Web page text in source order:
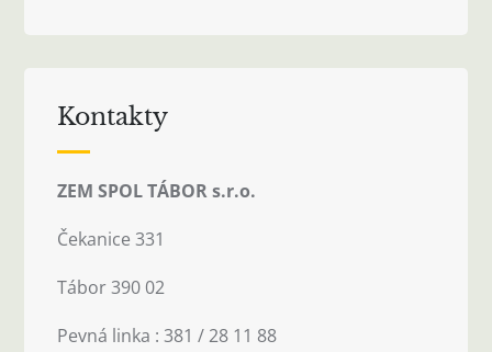
Kontakty
ZEM SPOL TÁBOR s.r.o.
Čekanice 331
Tábor 390 02
Pevná linka : 381 / 28 11 88